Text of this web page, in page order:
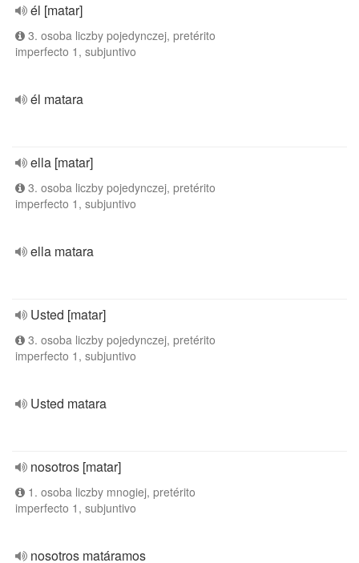
él [matar]
3. osoba liczby pojedynczej, pretérito
imperfecto 1, subjuntivo
él matara
ella [matar]
3. osoba liczby pojedynczej, pretérito
imperfecto 1, subjuntivo
ella matara
Usted [matar]
3. osoba liczby pojedynczej, pretérito
imperfecto 1, subjuntivo
Usted matara
nosotros [matar]
1. osoba liczby mnogiej, pretérito
imperfecto 1, subjuntivo
nosotros matáramos